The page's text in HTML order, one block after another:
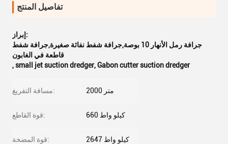
تفاصيل المنتج
إبراز:
جرافة رمل الأنهار 10 بوصة,جرافة شفط نفاثة صغيرة,جرافة شفط
قاطعة في الغابون
,small jet suction dredger,Gabon cutter suction dredger
مسافة التفريغ: 2000 متر
قوة القاطع: 660 كيلو واط
قوة المضخة: 2647 كيلو واط